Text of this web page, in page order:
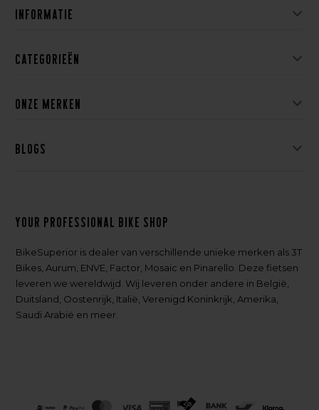
Informatie
Categorieën
Onze merken
Blogs
Your professional bike shop
BikeSuperior is dealer van verschillende unieke merken als 3T
Bikes, Aurum, ENVE, Factor, Mosaic en Pinarello. Deze fietsen
leveren we wereldwijd. Wij leveren onder andere in België,
Duitsland, Oostenrijk, Italië, Verenigd Koninkrijk, Amerika,
Saudi Arabië en meer.